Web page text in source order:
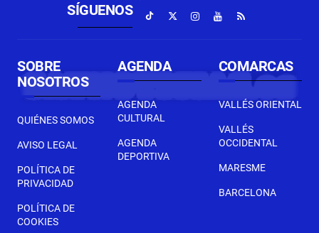
SÍGUENOS
SOBRE
NOSOTROS
QUIÉNES SOMOS
AVISO LEGAL
POLÍTICA DE
PRIVACIDAD
POLÍTICA DE
COOKIES
AGENDA
AGENDA
CULTURAL
AGENDA
DEPORTIVA
COMARCAS
VALLÉS ORIENTAL
VALLÉS
OCCIDENTAL
MARESME
BARCELONA